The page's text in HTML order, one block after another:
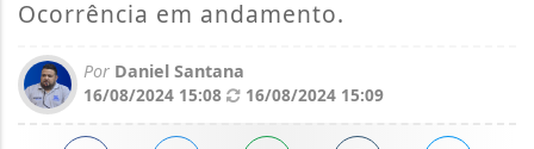
Ocorrência em andamento.
Por Daniel Santana
16/08/2024 15:08
16/08/2024 15:09